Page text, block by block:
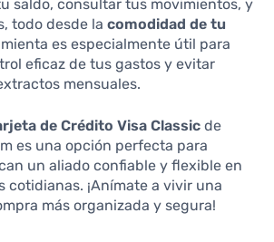
saldo, consultar tus movimientos, y
todo desde la comodidad de tu
es especialmente útil para
eficaz de tus gastos y evitar
mensuales.
de Crédito Visa Classic de
es una opción perfecta para
un aliado confiable y flexible en
cotidianas. ¡Anímate a vivir una
más organizada y segura!